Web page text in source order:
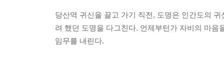
당산역 귀신을 끌고 가기 직전, 도명은 인간도의
려 했던 도명을 다그친다. 언제부턴가 자비의 마
임무를 내린다.